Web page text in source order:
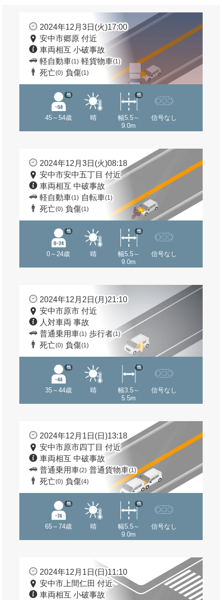
2024年12月3日(火)17:00
安中市郷原 付近
車両相互 小破事故
軽自動車(1) 軽貨物車(1)
死亡(0) 負傷(1)
45～54歳
他
晴
幅5.5～
9.0m
他
信号なし
2024年12月3日(火)08:18
安中市安中五丁目 付近
車両相互 中破事故
軽自動車(1) 自転車(1)
死亡(0) 負傷(1)
0～24歳
他
晴
幅5.5～
9.0m
他
信号なし
2024年12月2日(月)21:10
安中市原市 付近
人対車両 事故
普通乗用車(1) 歩行者(1)
死亡(0) 負傷(1)
35～44歳
他
晴
幅3.5～
5.5m
他
信号なし
2024年12月1日(日)13:18
安中市原市四丁目 付近
車両相互 中破事故
普通乗用車(2) 普通貨物車(1)
死亡(0) 負傷(4)
65～74歳
他
晴
幅5.5～
9.0m
他
信号なし
2024年12月1日(日)11:10
安中市上間仁田 付近
車両相互 小破事故